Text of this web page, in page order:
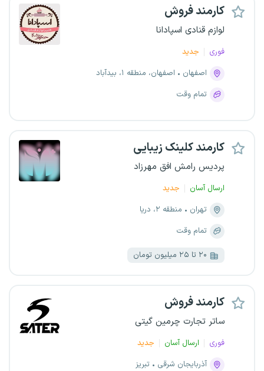
کارمند فروش
لوازم قنادی اسپادانا
فوری
جدید
اصفهان
اصفهان، منطقه ۱، بیدآباد
تمام وقت
کارمند کلینک زیبایی
پردیس رامش افق مهرزاد
ارسال آسان
جدید
تهران
منطقه ۲، دریا
تمام وقت
۲۰ تا ۲۵ میلیون تومان
کارمند فروش
ساتر تجارت چرمین گیتی
فوری ارسال آسان
جدید
آذربایجان شرقی
تبریز